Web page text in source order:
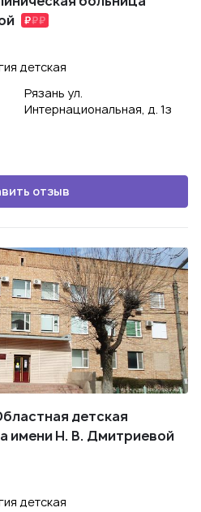
детская
Рязань ул.
Интернациональная, д. 1з
отзыв
детская
имени Н. В. Дмитриевой
детская